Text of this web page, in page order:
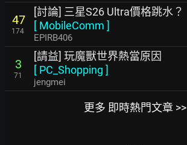
47
174
[討論] 三星S26 Ultra價格跳水？
[ MobileComm ]
EPIRB406
3
71
[請益] 玩魔獸世界熱當原因
[ PC_Shopping ]
jengmei
更多 即時熱門文章 >>